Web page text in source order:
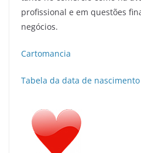
profissional e em questões
negócios.
Cartomancia
Tabela da data de nascimento